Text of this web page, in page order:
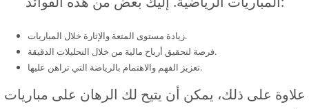
زيادة مستوى المتعة والإثارة خلال المباريات.
فرصة لتحقيق أرباح مالية من خلال التحليلات الدقيقة.
تعزيز الفهم والاهتمام بالرياضة التي تراهن عليها.
علاوة على ذلك، يمكن أن يتيح لك الرهان على مباريات